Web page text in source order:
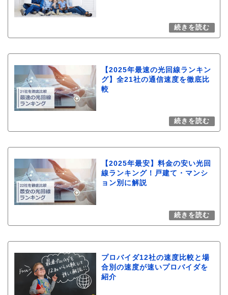
【2025年最速の光回線ランキン
グ】全21社の通信速度を徹底比
較
【2025年最安】料金の安い光回
線ランキング！戸建て・マンシ
ョン別に解説
プロバイダ12社の速度比較と場
合別の速度が速いプロバイダを
紹介